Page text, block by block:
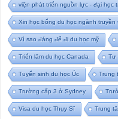
viện phát triển nguồn lực - đại học
Xin học bổng du học ngành truyền
Vì sao đáng để đi du học mỹ
Triển lãm du học Canada Tư
Tuyển sinh du học Úc Trung
Trường cấp 3 ở Sydney
Visa du học Thụy Sĩ Trung